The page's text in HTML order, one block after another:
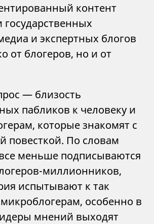
контент
государственных
и экспертных блогов
от блогеров, но и от
— близость
пабликов к человеку и
которые знакомят с
повесткой. По словам
меньше подписываются
миллионников,
испытывают к так
особенно в
мнений выходят